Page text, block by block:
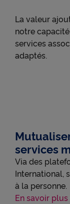
La valeur
notre
services
adaptés.
services
Via des
International,
à la personne.
En savoir